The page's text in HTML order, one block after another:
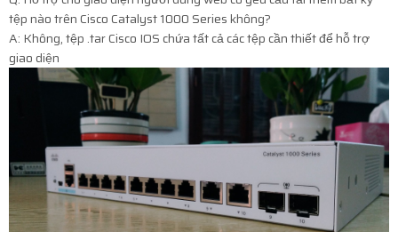
tệp nào trên Cisco Catalyst 1000 Series không?
A: Không, tệp .tar Cisco IOS chứa tất cả các tệp cần thiết để hỗ trợ
giao diện